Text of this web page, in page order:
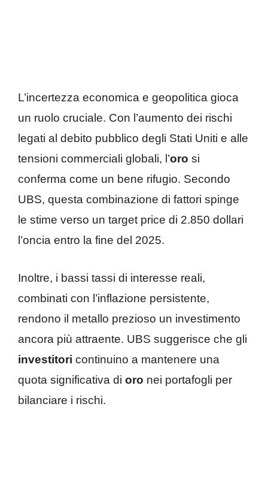
L’incertezza economica e geopolitica gioca
un ruolo cruciale. Con l’aumento dei rischi
legati al debito pubblico degli Stati Uniti e alle
tensioni commerciali globali, l’oro si
conferma come un bene rifugio. Secondo
UBS, questa combinazione di fattori spinge
le stime verso un target price di 2.850 dollari
l’oncia entro la fine del 2025.
Inoltre, i bassi tassi di interesse reali,
combinati con l’inflazione persistente,
rendono il metallo prezioso un investimento
ancora più attraente. UBS suggerisce che gli
investitori continuino a mantenere una
quota significativa di oro nei portafogli per
bilanciare i rischi.